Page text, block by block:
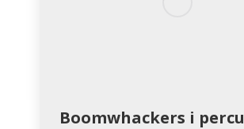
Boomwhackers i